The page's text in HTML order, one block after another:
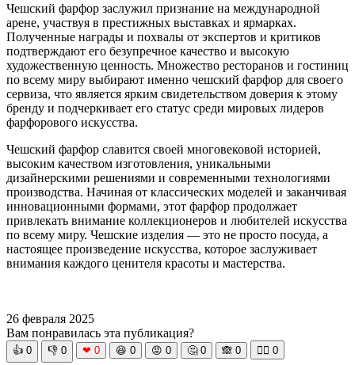
Чешский фарфор заслужил признание на международной
арене, участвуя в престижных выставках и ярмарках.
Полученные награды и похвалы от экспертов и критиков
подтверждают его безупречное качество и высокую
художественную ценность. Множество ресторанов и гостиниц
по всему миру выбирают именно чешский фарфор для своего
сервиза, что является ярким свидетельством доверия к этому
бренду и подчеркивает его статус среди мировых лидеров
фарфорового искусства.
Чешский фарфор славится своей многовековой историей,
высоким качеством изготовления, уникальными
дизайнерскими решениями и современными технологиями
производства. Начиная от классических моделей и заканчивая
инновационными формами, этот фарфор продолжает
привлекать внимание коллекционеров и любителей искусства
по всему миру. Чешские изделия — это не просто посуда, а
настоящее произведение искусства, которое заслуживает
внимания каждого ценителя красоты и мастерства.
26 февраля 2025
Вам понравилась эта публикация?
👍 0 👎 0 ❤ 0 😆 0 😡 0 🤔 0 🙈 0 🧘‍♀️ 0